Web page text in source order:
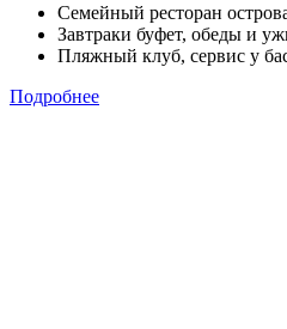
Семейный ресторан
Завтраки буфет, обеды и
Пляжный клуб, сервис у
Подробнее